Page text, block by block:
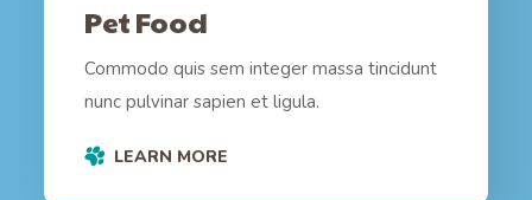
Pet Food
Commodo quis sem integer massa tincidunt
nunc pulvinar sapien et ligula.
LEARN MORE